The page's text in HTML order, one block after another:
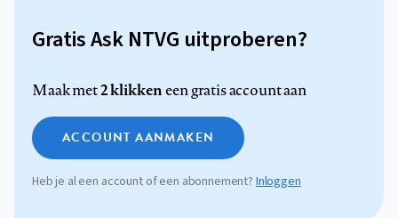
Gratis Ask NTVG uitproberen?
Maak met2 klikkeneen gratis account aan
ACCOUNT AANMAKEN
Heb je al een account of een abonnement? Inloggen